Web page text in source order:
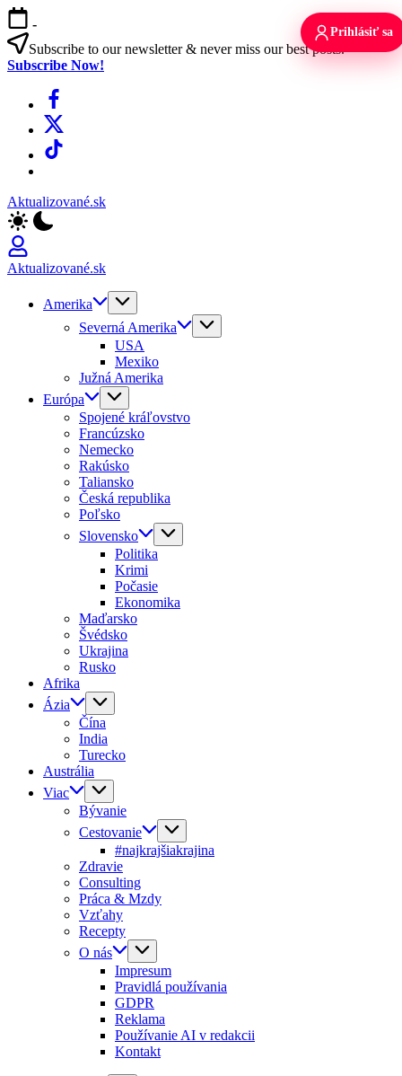
Skip
to
content
-
Subscribe to our newsletter & never miss our best posts.
Subscribe Now!
Facebook
X
TikTok
Aktualizované.sk
Aktualizované.sk
Amerika
Severná Amerika
USA
Mexiko
Južná Amerika
Európa
Spojené kráľovstvo
Francúzsko
Nemecko
Rakúsko
Taliansko
Česká republika
Poľsko
Slovensko
Politika
Krimi
Počasie
Ekonomika
Maďarsko
Švédsko
Ukrajina
Rusko
Afrika
Ázia
Čína
India
Turecko
Austrália
Viac
Bývanie
Cestovanie
#najkrajšiakrajina
Zdravie
Consulting
Práca & Mzdy
Vzťahy
Recepty
O nás
Impresum
Pravidlá používania
GDPR
Reklama
Používanie AI v redakcii
Kontakt
Prihlásiť sa